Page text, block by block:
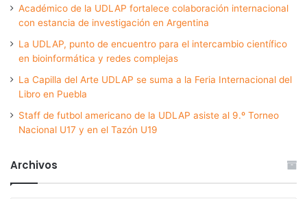
Académico de la UDLAP fortalece colaboración internacional
con estancia de investigación en Argentina
La UDLAP, punto de encuentro para el intercambio científico
en bioinformática y redes complejas
La Capilla del Arte UDLAP se suma a la Feria Internacional del
Libro en Puebla
Staff de futbol americano de la UDLAP asiste al 9.º Torneo
Nacional U17 y en el Tazón U19
Archivos